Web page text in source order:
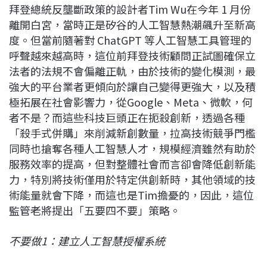
拜登總統反壟斷政策的設計者Tim Wu在今年 1 月份
離開白宮，當時正是矽谷的人工智慧熱潮飆升至新高
度。但當前隨著對 ChatGPT 等人工智慧工具管理的
呼聲越來越高時，這位前拜登技術顧問正試圖確保立
法者的法規不會偏離正軌，由於技術的變化模測，最
強大的平台業者更傾向於讓自己變得更強大，以及積
極拓展在社會影響力，從Google、Meta、微軟，何
者不是？而這些科技巨頭正在扼殺創新，透過各種
「殺手式併購」來削減新創數量，拉高技術競爭門檻
同時也搶奪各種人工智慧人才，規模經濟雖然有助於
服務效率的提高，但對整體社會而言卻會降低創新能
力，特別將技術僅用於特定供創新時，其他領域的技
術能量就會下降，而這也是Tim擔憂的，因此，這位
監管老將提出「五要四不要」策略。
不要做1：建立人工智慧授權系統